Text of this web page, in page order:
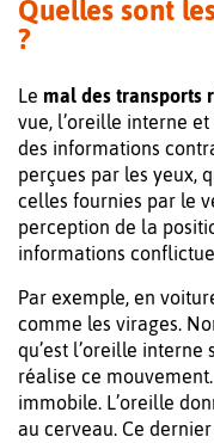
Quelles sont
?
Le mal des transports
vue, l’oreille interne
des informations
perçues par les yeux,
celles fournies par le
perception de la
informations
Par exemple, en
comme les virages.
qu’est l’oreille
réalise ce
immobile. L’oreille
au cerveau. Ce